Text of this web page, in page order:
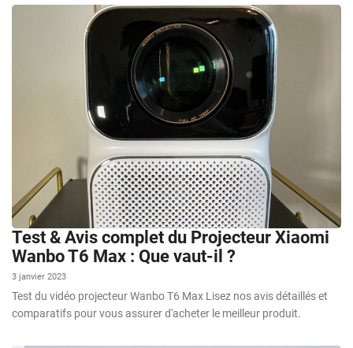
Test & Avis complet du Projecteur Xiaomi
Wanbo T6 Max : Que vaut-il ?
3 janvier 2023
Test du vidéo projecteur Wanbo T6 Max Lisez nos avis détaillés et
comparatifs pour vous assurer d'acheter le meilleur produit.